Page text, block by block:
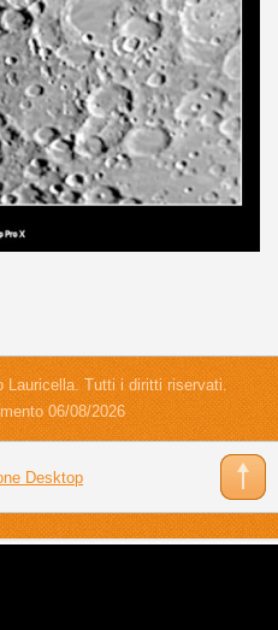
Lauricella. Tutti i diritti riservati.
06/08/2026
Desktop